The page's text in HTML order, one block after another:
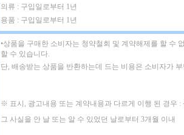
의류 : 구입일로부터 1년
용품 : 구입일로부터 1년
•상품을 구매한 소비자는 청약철회 및 계약해제를 할 수
할 수 있습니다.
단, 배송받는 상품을 반환하는데 드는 비용은 소비자가
※ 표시, 광고내용 또는 계약내용과 다르게 이행 된 경우 :
그 사실을 안 날 또는 알 수 있었던 날로부터 3개월 이내